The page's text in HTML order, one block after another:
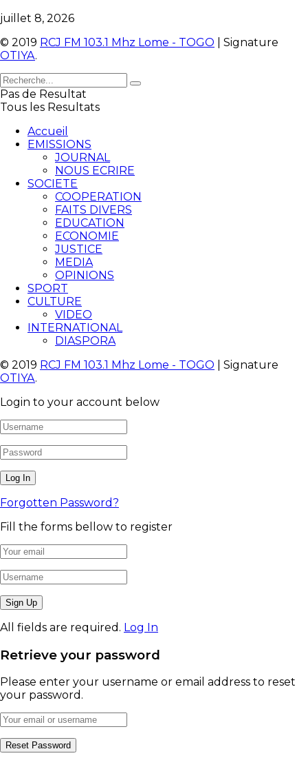
juillet 8, 2026
© 2019 RCJ FM 103.1 Mhz Lome - TOGO | Signature
OTIYA.
Pas de Resultat
Tous les Resultats
Accueil
EMISSIONS
JOURNAL
NOUS ECRIRE
SOCIETE
COOPERATION
FAITS DIVERS
EDUCATION
ECONOMIE
JUSTICE
MEDIA
OPINIONS
SPORT
CULTURE
VIDEO
INTERNATIONAL
DIASPORA
© 2019 RCJ FM 103.1 Mhz Lome - TOGO | Signature
OTIYA.
Login to your account below
Forgotten Password?
Fill the forms bellow to register
All fields are required. Log In
Retrieve your password
Please enter your username or email address to reset
your password.